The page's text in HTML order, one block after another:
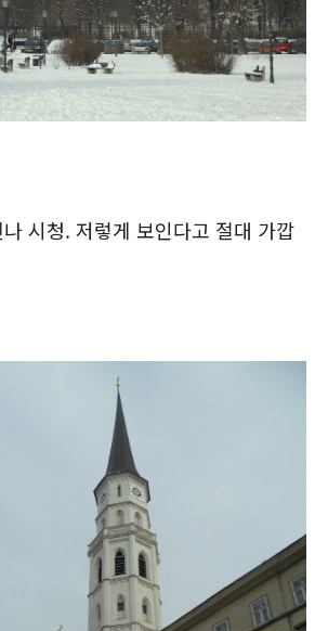
시청. 저렇게 보인다고 절대 가깝